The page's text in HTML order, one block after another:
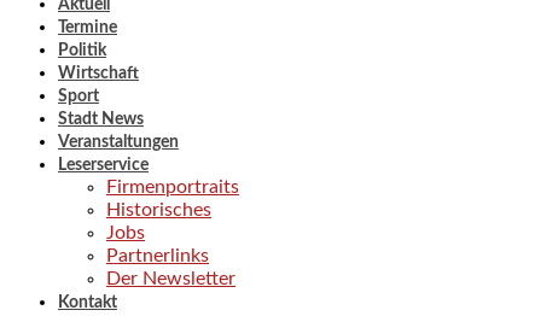
Aktuell
Termine
Politik
Wirtschaft
Sport
Stadt News
Veranstaltungen
Leserservice
Firmenportraits
Historisches
Jobs
Partnerlinks
Der Newsletter
Kontakt